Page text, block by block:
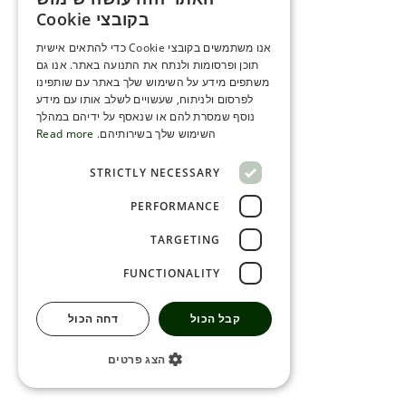
ENGLISH
SERBIA
HEBREW
RUSSIAN
SERBIAN-2
בקובצי Cookie
אנו משתמשים בקובצי Cookie כדי להתאים אישית
תוכן ופרסומות ולנתח את התנועה באתר. אנו גם
משתפים מידע על השימוש שלך באתר עם שותפינו
לפרסום ולניתוח, שעשויים לשלב אותו עם מידע
נוסף שמסרת להם או שנאסף על ידיהם במהלך
השימוש שלך בשירותיהם. Read more
STRICTLY NECESSARY
PERFORMANCE
TARGETING
FUNCTIONALITY
קבל הכול דחה הכול
הצג פרטים